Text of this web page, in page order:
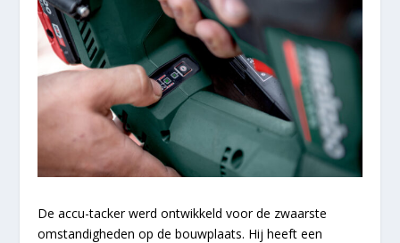
De accu-tacker werd ontwikkeld voor de zwaarste
omstandigheden op de bouwplaats. Hij heeft een